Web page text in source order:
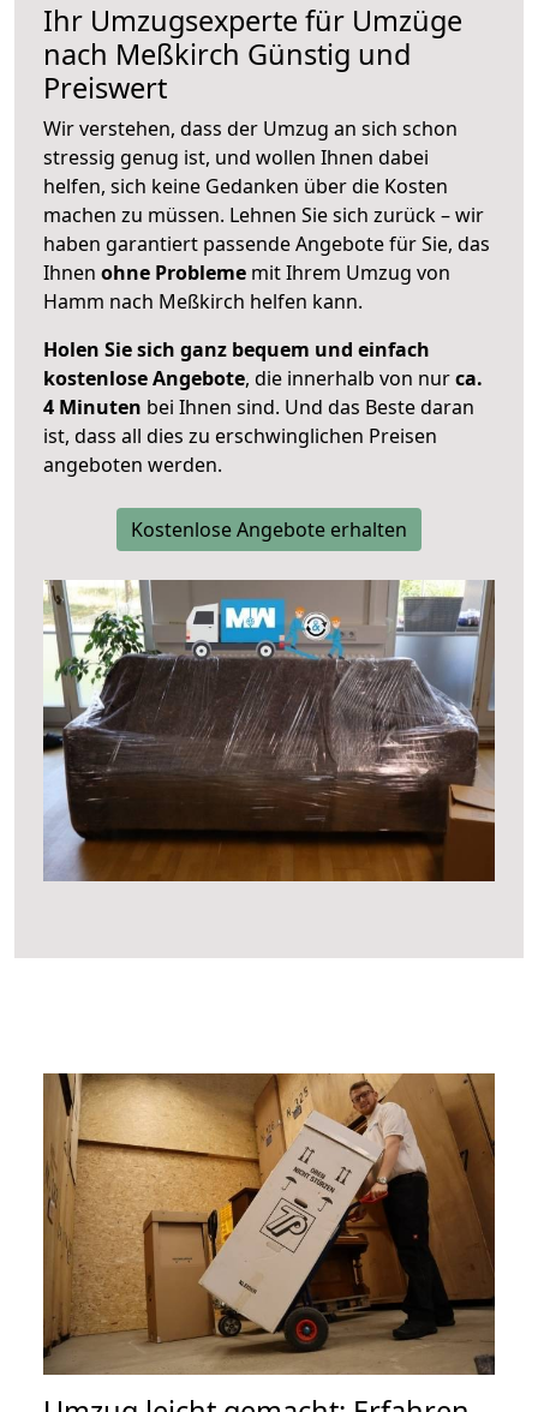
Ihr Umzugsexperte für Umzüge
nach Meßkirch Günstig und
Preiswert
Wir verstehen, dass der Umzug an sich schon
stressig genug ist, und wollen Ihnen dabei
helfen, sich keine Gedanken über die Kosten
machen zu müssen. Lehnen Sie sich zurück – wir
haben garantiert passende Angebote für Sie, das
Ihnen ohne Probleme mit Ihrem Umzug von
Hamm nach Meßkirch helfen kann.
Holen Sie sich ganz bequem und einfach
kostenlose Angebote, die innerhalb von nurca.
4 Minuten bei Ihnen sind. Und das Beste daran
ist, dass all dies zu erschwinglichen Preisen
angeboten werden.
Kostenlose Angebote erhalten